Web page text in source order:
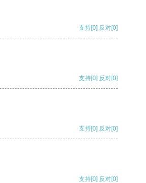
支持[0] 反对[0]
支持[0] 反对[0]
支持[0] 反对[0]
支持[0] 反对[0]